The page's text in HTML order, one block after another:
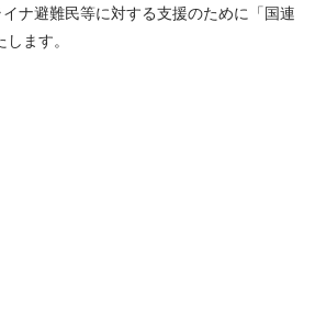
ナ避難民等に対する支援のために「国連
ます。